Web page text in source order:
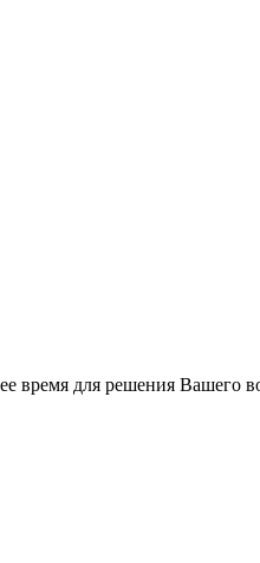
время для решения Вашего